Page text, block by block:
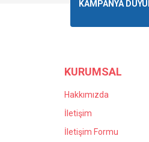
Bu ürüne
KAMPANYA
KURUMSAL
Hakkımızda
İletişim
İletişim Formu